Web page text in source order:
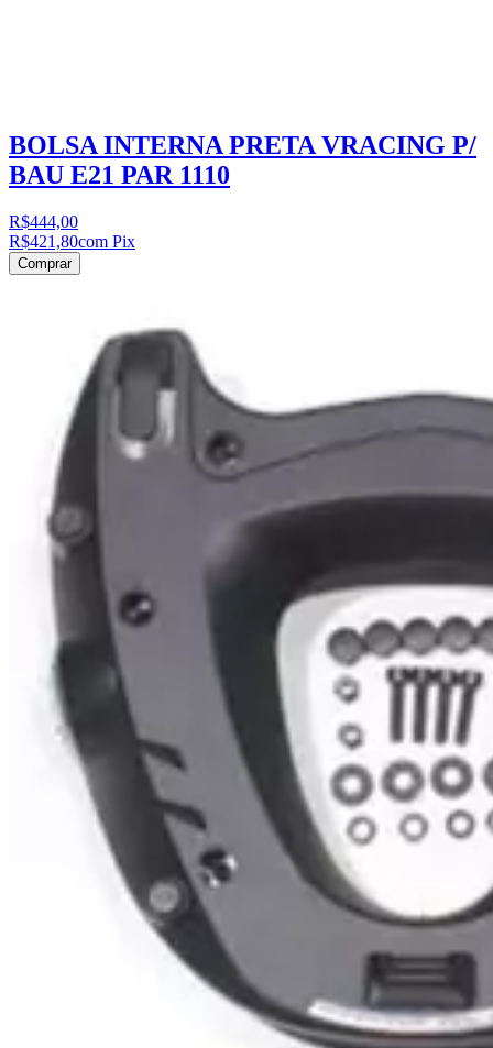
BOLSA INTERNA PRETA VRACING P/
BAU E21 PAR 1110
R$444,00
R$421,80com Pix
Comprar